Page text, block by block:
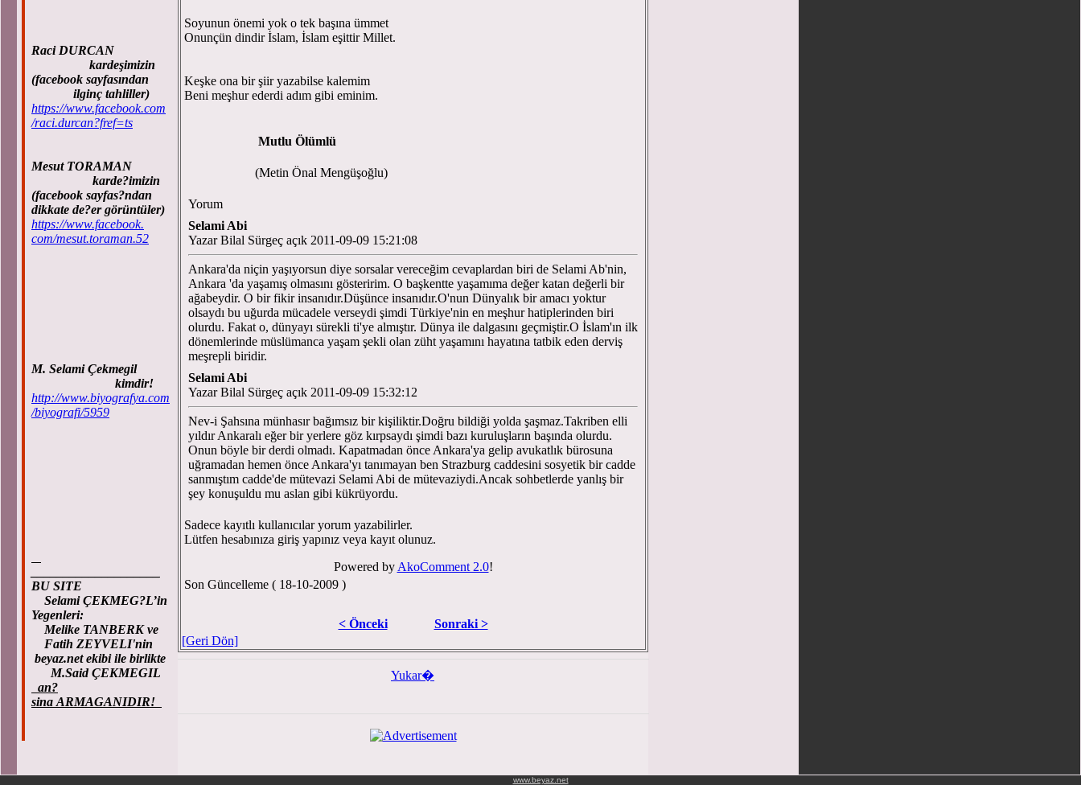
Raci DURCAN
kardeşimizin
(facebook sayfasından
ilginç tahliller)
https://www.facebook.com
/raci.durcan?fref=ts
Mesut TORAMAN
karde?imizin
(facebook sayfas?ndan
dikkate de?er görüntüler)
https://www.facebook.
com/mesut.toraman.52
M. Selami Çekmegil
kimdir!
http://www.biyografya.com
/biyografi/5959
BU SITE
Selami ÇEKMEG?L’in
Yegenleri:
Melike TANBERK ve
Fatih ZEYVELI'nin
beyaz.net ekibi ile birlikte
M.Said ÇEKMEGIL
an?
sina ARMAGANIDIR!
Soyunun önemi yok o tek başına ümmet
Onunçün dindir İslam, İslam eşittir Millet.
Keşke ona bir şiir yazabilse kalemim
Beni meşhur ederdi adım gibi eminim.
Mutlu Ölümlü
(Metin Önal Mengüşoğlu)
Yorum
Selami Abi
Yazar Bilal Sürgeç açık 2011-09-09 15:21:08
Ankara'da niçin yaşıyorsun diye sorsalar vereceğim cevaplardan biri de Selami Ab'nin,
Ankara 'da yaşamış olmasını gösteririm. O başkentte yaşamıma değer katan değerli bir
ağabeydir. O bir fikir insanıdır.Düşünce insanıdır.O'nun Dünyalık bir amacı yoktur
olsaydı bu uğurda mücadele verseydi şimdi Türkiye'nin en meşhur hatiplerinden biri
olurdu. Fakat o, dünyayı sürekli ti'ye almıştır. Dünya ile dalgasını geçmiştir.O İslam'ın ilk
dönemlerinde müslümanca yaşam şekli olan züht yaşamını hayatına tatbik eden derviş
meşrepli biridir.
Selami Abi
Yazar Bilal Sürgeç açık 2011-09-09 15:32:12
Nev-i Şahsına münhasır bağımsız bir kişiliktir.Doğru bildiği yolda şaşmaz.Takriben elli
yıldır Ankaralı eğer bir yerlere göz kırpsaydı şimdi bazı kuruluşların başında olurdu.
Onun böyle bir derdi olmadı. Kapatmadan önce Ankara'ya gelip avukatlık bürosuna
uğramadan hemen önce Ankara'yı tanımayan ben Strazburg caddesini sosyetik bir cadde
sanmıştım cadde'de mütevazi Selami Abi de mütevaziydi.Ancak sohbetlerde yanlış bir
şey konuşuldu mu aslan gibi kükrüyordu.
Sadece kayıtlı kullanıcılar yorum yazabilirler.
Lütfen hesabınıza giriş yapınız veya kayıt olunuz.
Powered byAkoComment 2.0!
Son Güncelleme ( 18-10-2009 )
< Önceki
Sonraki >
[Geri Dön]
Yukar�
www.beyaz.net